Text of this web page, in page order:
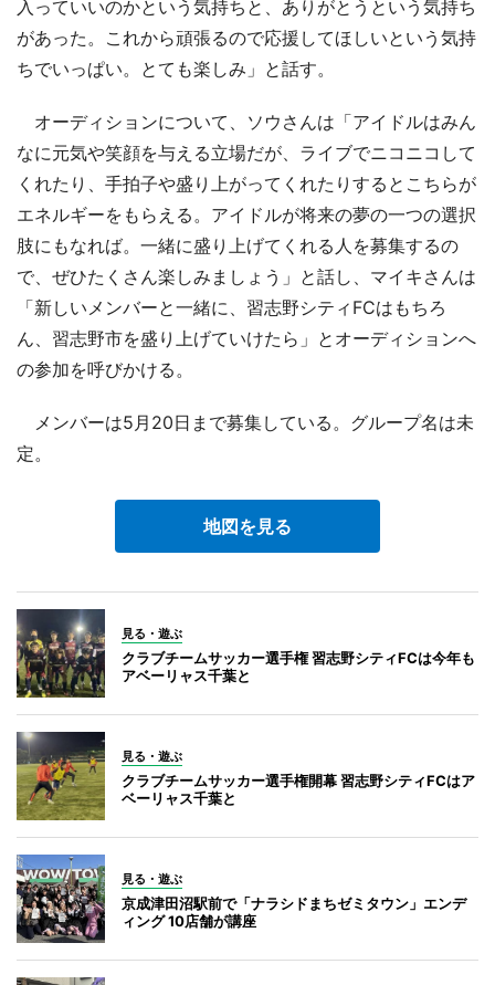
入っていいのかという気持ちと、ありがとうという気持ち
があった。これから頑張るので応援してほしいという気持
ちでいっぱい。とても楽しみ」と話す。
オーディションについて、ソウさんは「アイドルはみん
なに元気や笑顔を与える立場だが、ライブでニコニコして
くれたり、手拍子や盛り上がってくれたりするとこちらが
エネルギーをもらえる。アイドルが将来の夢の一つの選択
肢にもなれば。一緒に盛り上げてくれる人を募集するの
で、ぜひたくさん楽しみましょう」と話し、マイキさんは
「新しいメンバーと一緒に、習志野シティFCはもちろ
ん、習志野市を盛り上げていけたら」とオーディションへ
の参加を呼びかける。
メンバーは5月20日まで募集している。グループ名は未
定。
地図を見る
見る・遊ぶ
クラブチームサッカー選手権 習志野シティFCは今年も
アベーリャス千葉と
見る・遊ぶ
クラブチームサッカー選手権開幕 習志野シティFCはア
ベーリャス千葉と
見る・遊ぶ
京成津田沼駅前で「ナラシドまちゼミタウン」エンデ
ィング 10店舗が講座